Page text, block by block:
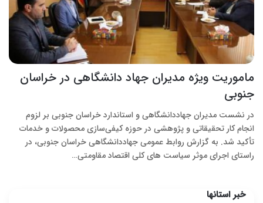
ماموریت ویژه مدیران جهاد دانشگاهی در خراسان
جنوبی
در نشست مدیران جهاددانشگاهی و استاندارد خراسان جنوبی بر لزوم
انجام کار تحقیقاتی و پژوهشی در حوزه کیفی‌سازی محصولات و خدمات
تأکید شد. به گزارش روابط عمومی جهاددانشگاهی خراسان جنوبی، در
راستای اجرای موثر سیاست های کلی اقتصاد مقاومتی…
خبر استانها